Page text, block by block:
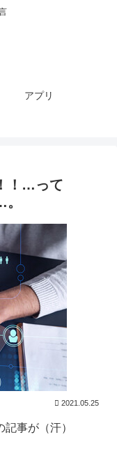
アプリ
！…って
2021.05.25
事が（汗）